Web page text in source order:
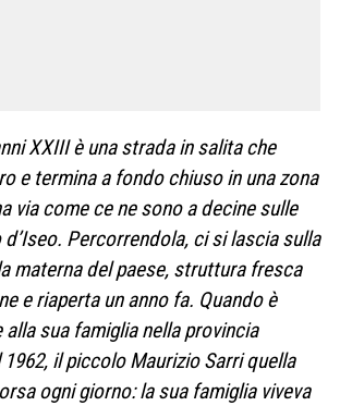
XXIII è una strada in salita che
e termina a fondo chiuso in una zona
via come ce ne sono a decine sulle
Percorrendola, ci si lascia sulla
materna del paese, struttura fresca
e riaperta un anno fa. Quando è
sua famiglia nella provincia
il piccolo Maurizio Sarri quella
ogni giorno: la sua famiglia viveva